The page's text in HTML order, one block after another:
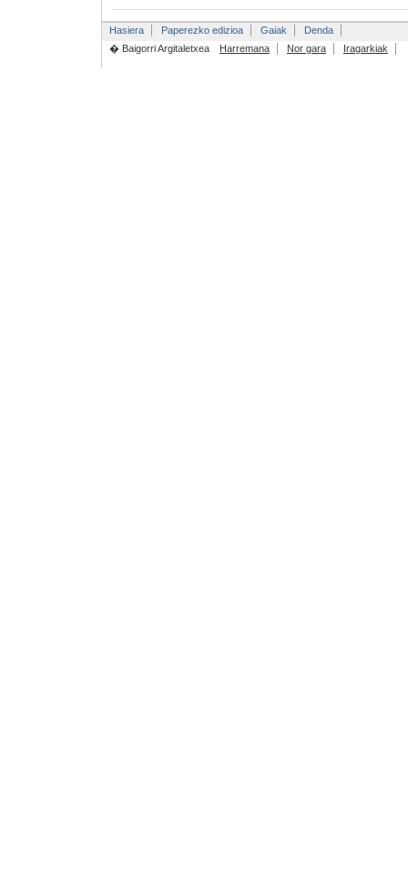
Hasiera Paperezko edizioa Gaiak
Denda
� Baigorri Argitaletxea
Harremana Nor gara Iragarkiak